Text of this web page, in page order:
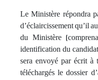
Le Ministère répondra
d’éclaircissement qu’il
du Ministère
identification du
sera envoyé par écrit à
téléchargés le dossier